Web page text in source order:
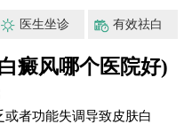
医生坐诊 有效祛白
癜风哪个医院好)
者功能失调导致皮肤白